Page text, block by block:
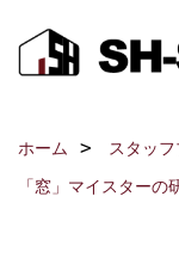
ホーム
スタッ
「窓」マイスターの